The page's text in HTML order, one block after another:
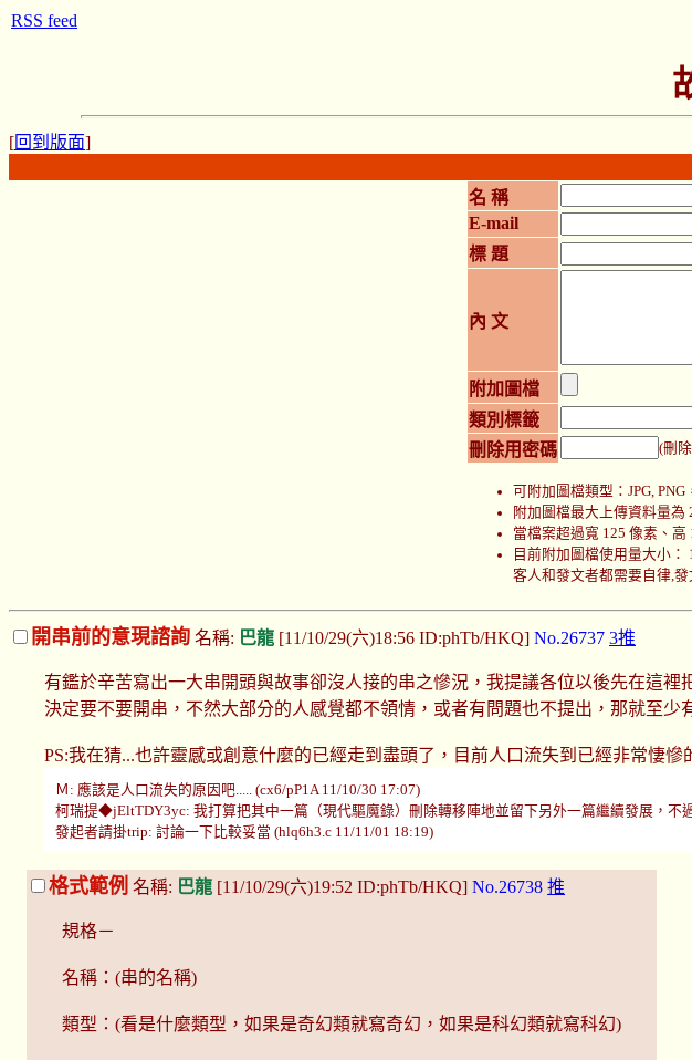
[回到版面]
名 稱
E-mail
標 題
內 文
附加圖檔
類別標籤
刪除用密碼 (刪
可附加圖檔類型：JPG,
附加圖檔最大上傳資料量為
當檔案超過寬 125 像素、
目前附加圖檔使用量大小：
客人和發文者都需要自律,
開串前的意現諮詢 名稱: 巴龍 [11/10/29(六)18:56 ID:phTb/HKQ] No.26737 3推
有鑑於辛苦寫出一大串開頭與故事卻沒人接的串之慘況，我提議各位以後先在這
決定要不要開串，不然大部分的人感覺都不領情，或者有問題也不提出，那就至少
PS:我在猜...也許靈感或創意什麼的已經走到盡頭了，目前人口流失到已經非常悽
Ｍ: 應該是人口流失的原因吧..... (cx6/pP1A 11/10/30 17:07)
柯瑞提◆jEltTDY3yc: 我打算把其中一篇（現代驅魔錄）刪除轉移陣地並留下另外一篇繼續發展，不
發起者請掛trip: 討論一下比較妥當 (hlq6h3.c 11/11/01 18:19)
格式範例 名稱: 巴龍 [11/10/29(六)19:52 ID:phTb/HKQ] No.26738 推
規格－
名稱：(串的名稱)
類型：(看是什麼類型，如果是奇幻類就寫奇幻，如果是科幻類就寫科幻)
RSS feed